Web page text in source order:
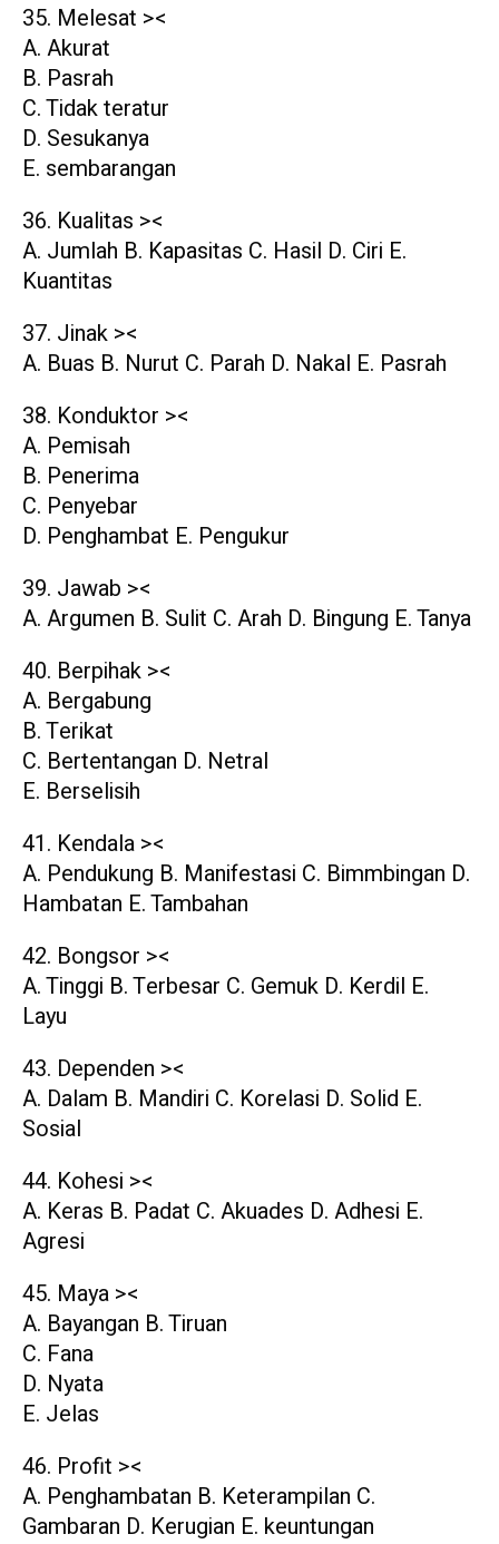
35. Melesat ><
A. Akurat
B. Pasrah
C. Tidak teratur
D. Sesukanya
E. sembarangan
36. Kualitas ><
A. Jumlah B. Kapasitas C. Hasil D. Ciri E.
Kuantitas
37. Jinak ><
A. Buas B. Nurut C. Parah D. Nakal E. Pasrah
38. Konduktor ><
A. Pemisah
B. Penerima
C. Penyebar
D. Penghambat E. Pengukur
39. Jawab ><
A. Argumen B. Sulit C. Arah D. Bingung E. Tanya
40. Berpihak ><
A. Bergabung
B. Terikat
C. Bertentangan D. Netral
E. Berselisih
41. Kendala ><
A. Pendukung B. Manifestasi C. Bimmbingan D.
Hambatan E. Tambahan
42. Bongsor ><
A. Tinggi B. Terbesar C. Gemuk D. Kerdil E.
Layu
43. Dependen ><
A. Dalam B. Mandiri C. Korelasi D. Solid E.
Sosial
44. Kohesi ><
A. Keras B. Padat C. Akuades D. Adhesi E.
Agresi
45. Maya ><
A. Bayangan B. Tiruan
C. Fana
D. Nyata
E. Jelas
46. Profit ><
A. Penghambatan B. Keterampilan C.
Gambaran D. Kerugian E. keuntungan